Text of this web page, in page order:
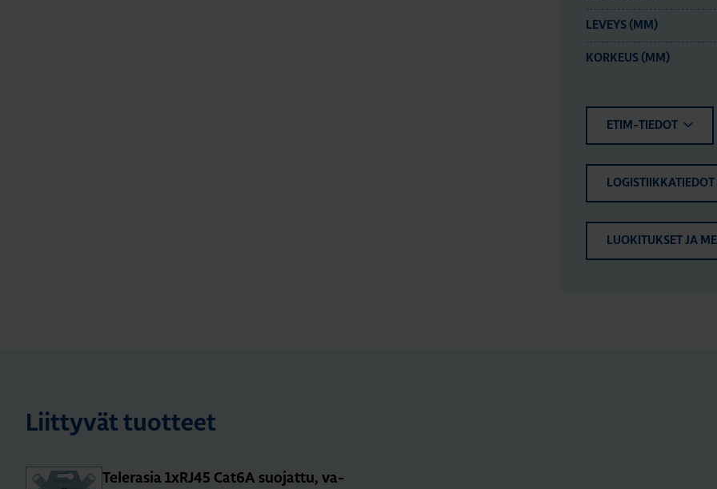
LEVEYS (MM)
KORKEUS (MM)
ETIM-TIEDOT
LOGISTIIKKATIEDOT
LUOKITUKSET JA
Liittyvät tuotteet
Te­le­ra­sia 1xRJ45 Cat6A suo­jat­tu, va­